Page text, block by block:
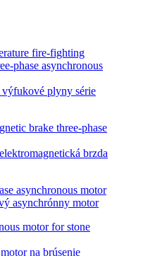
plyny série
brzda
asynchrónny motor
na brúsenie